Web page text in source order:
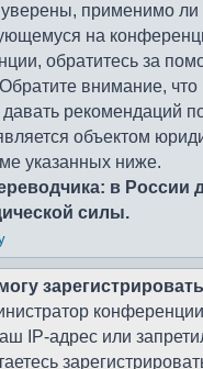
применимо ли
на
обратитесь за
внимание, что
рекомендаций
объектом
указанных ниже.
в России
силы.
конференции
IP-адрес или